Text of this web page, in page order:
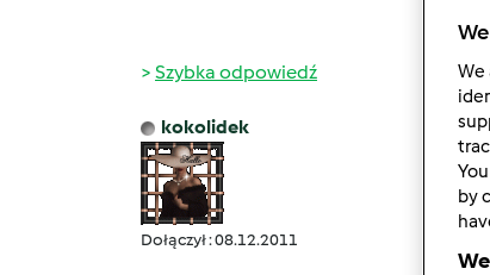
Szybka odpowiedź
kokolidek
Dołączył : 08.12.2011
We
by